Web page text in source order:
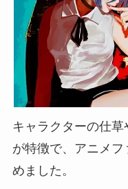
キャラクターの仕
が特徴で、アニメ
めました。